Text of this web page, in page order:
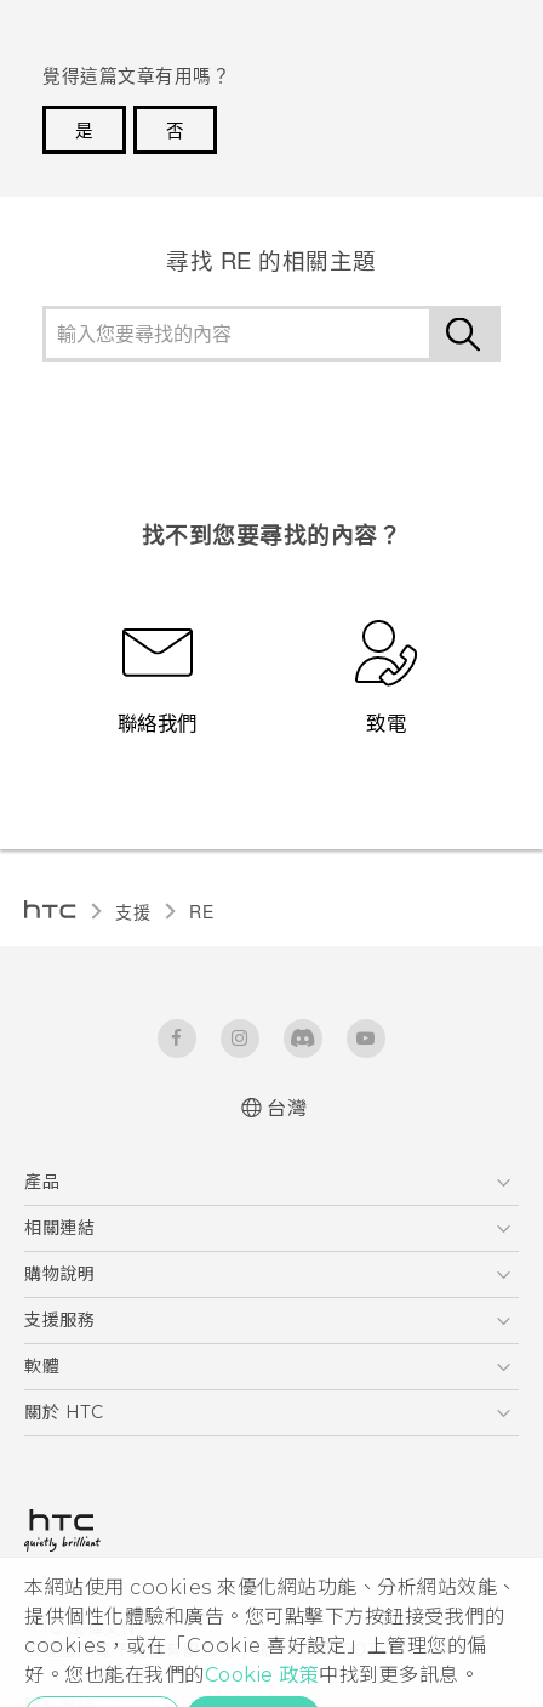
本網站使用 cookies 來優化網站功能、分析網站效能、
提供個性化體驗和廣告。您可點擊下方按鈕接受我們的
cookies，或在「Cookie 喜好設定」上管理您的偏
好。您也能在我們的Cookie 政策中找到更多訊息。
覺得這篇文章有用嗎？
是
否
尋找 RE 的相關主題
找不到您要尋找的內容？
聯絡我們 致電
支援 RE‎
台灣
產品
5G
智慧型手機
配件
相關連結
HTC Research
購物說明
購物須知
訂單管理
付款方式
支援服務
到府收送維修服務
服務中心資訊
客戶服務佈告欄
軟體
應用程式
HTC Sync Manager
關於 HTC
投資人
隱私權政策
產品安全性
Cookie
© 2011-2026 HTC Corporation
HTC 法律文件
宏達國際電子股份有限公司 | 統一編號16003518